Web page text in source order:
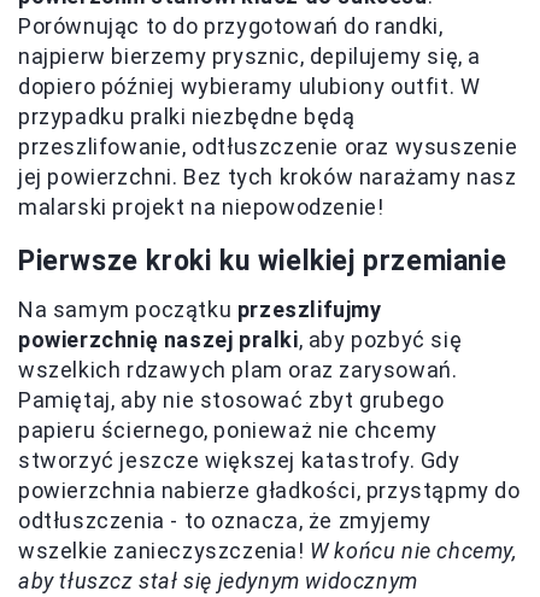
Porównując to do przygotowań do randki,
najpierw bierzemy prysznic, depilujemy się, a
dopiero później wybieramy ulubiony outfit. W
przypadku pralki niezbędne będą
przeszlifowanie, odtłuszczenie oraz wysuszenie
jej powierzchni. Bez tych kroków narażamy nasz
malarski projekt na niepowodzenie!
Pierwsze kroki ku wielkiej przemianie
Na samym początku przeszlifujmy
powierzchnię naszej pralki, aby pozbyć się
wszelkich rdzawych plam oraz zarysowań.
Pamiętaj, aby nie stosować zbyt grubego
papieru ściernego, ponieważ nie chcemy
stworzyć jeszcze większej katastrofy. Gdy
powierzchnia nabierze gładkości, przystąpmy do
odtłuszczenia - to oznacza, że zmyjemy
wszelkie zanieczyszczenia! W końcu nie chcemy,
aby tłuszcz stał się jedynym widocznym